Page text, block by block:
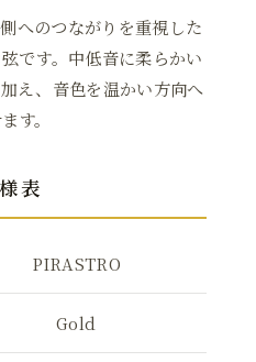
へのつながりを重視した
です。中低音に柔らかい
え、音色を温かい方向へ
す。
表
PIRASTRO
Gold